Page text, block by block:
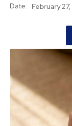
Date: February